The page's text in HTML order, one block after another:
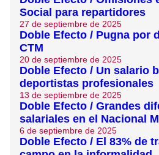
Social para repartidores
27 de septiembre de 2025
Doble Efecto / Pugna por
CTM
20 de septiembre de 2025
Doble Efecto / Un salario
deportistas profesionales
13 de septiembre de 2025
Doble Efecto / Grandes
salariales en el Nacional
6 de septiembre de 2025
Doble Efecto / El 83% de